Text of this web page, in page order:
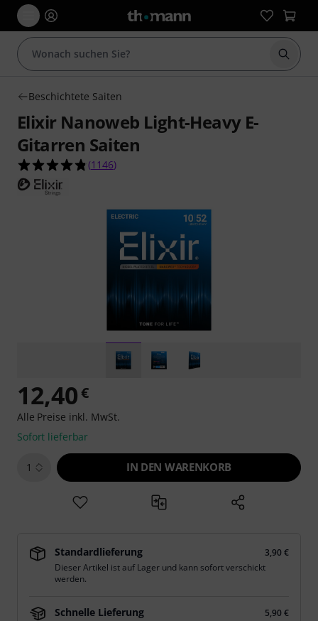
Suche
Beschichtete Saiten
Elixir Nanoweb Light-Heavy E-
Gitarren Saiten
4.8 von 5 Sternen aus 1146
(1146)
12,40€
Alle Preise inkl. MwSt.
Sofort lieferbar
1 IN DEN WARENKORB
Standardlieferung
3,90 €
Dieser Artikel ist auf Lager und kann sofort verschickt
werden.
Schnelle Lieferung
5,90 €